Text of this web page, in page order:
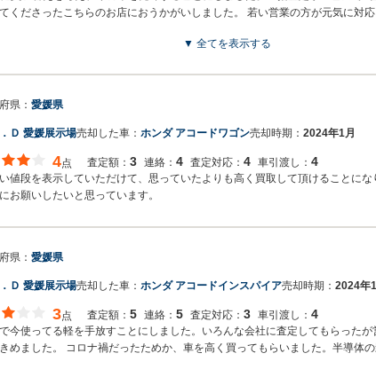
くださったこちらのお店におうかがいしました。 若い営業の方が元気に対
ても少なく予算内に収まりました。接客、対応スピード、査定額 トータル
▼ 全てを表示する
県： 愛媛県
Ｄ 愛媛展示場売却した車： ホンダ アコードワゴン売却時期： 2024年1月
4点 査定額： 3 連絡： 4 査定対応： 4 車引渡し： 4
値段を表示していただけて、思っていたよりも高く買取して頂けることに
お願いしたいと思っています。
県： 愛媛県
Ｄ 愛媛展示場売却した車： ホンダ アコードインスパイア売却時期： 2024年
3点 査定額： 5 連絡： 5 査定対応： 3 車引渡し： 4
今使ってる軽を手放すことにしました。いろんな会社に査定してもらった
めました。 コロナ禍だったためか、車を高く買ってもらいました。半導体